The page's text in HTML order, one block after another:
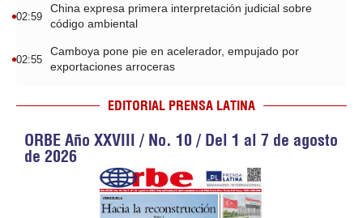
02:59
China expresa primera interpretación judicial sobre
código ambiental
02:55
Camboya pone pie en acelerador, empujado por
exportaciones arroceras
EDITORIAL PRENSA LATINA
ORBE Año XXVIII / No. 10 / Del 1 al 7 de agosto
de 2026